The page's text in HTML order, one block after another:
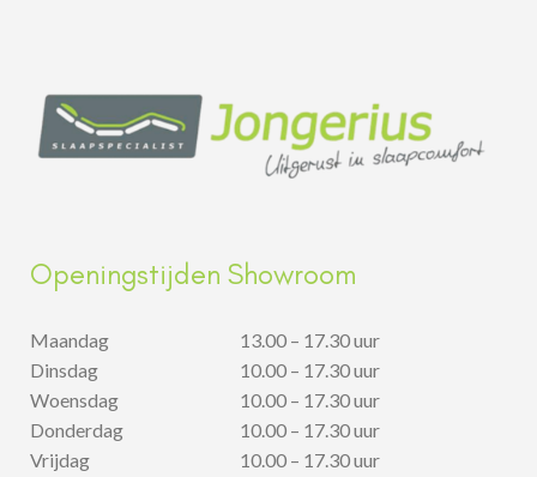
Openingstijden Showroom
Maandag
Dinsdag
Woensdag
Donderdag
Vrijdag
13.00 – 17.30 uur
10.00 – 17.30 uur
10.00 – 17.30 uur
10.00 – 17.30 uur
10.00 – 17.30 uur